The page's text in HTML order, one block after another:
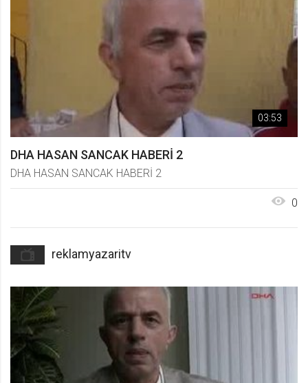
03:53
DHA HASAN SANCAK HABERİ 2
DHA HASAN SANCAK HABERİ 2
0
reklamyazaritv